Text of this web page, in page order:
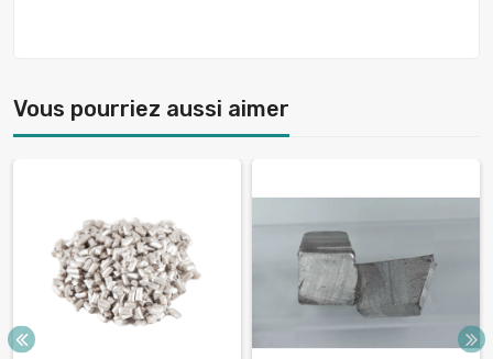
Vous pourriez aussi aimer